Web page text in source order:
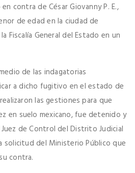
contra de César Giovanny P. E.,
de edad en la ciudad de
Fiscalía General del Estado en un
de las indagatorias
a dicho fugitivo en el estado de
las gestiones para que
en suelo mexicano, fue detenido y
de Control del Distrito Judicial
solicitud del Ministerio Público que
contra.